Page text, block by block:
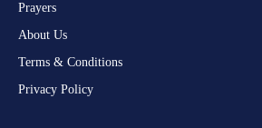
Prayers
About Us
Terms & Conditions
Privacy Policy